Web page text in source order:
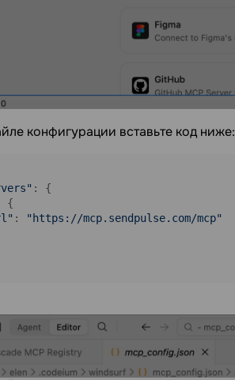
конфигурации вставьте код ниже:
: {
{
:
"https://mcp.sendpulse.com/mcp"